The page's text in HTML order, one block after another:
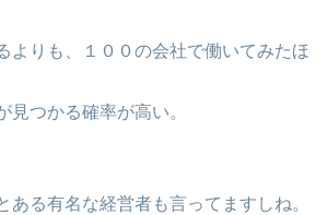
よりも、１００の会社で働いてみたほ
見つかる確率が高い。
ある有名な経営者も言ってますしね。